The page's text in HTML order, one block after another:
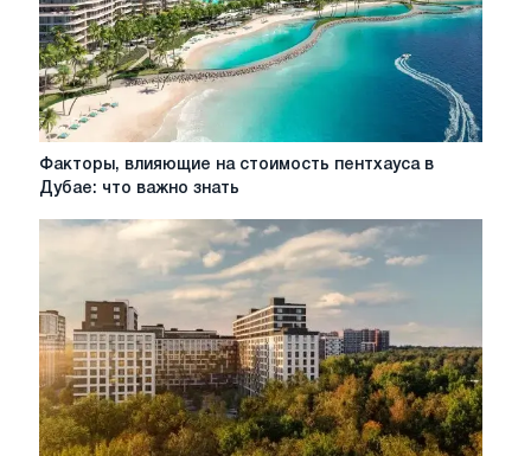
Факторы,
влияющие
стоимость
Дубае:
что
важно
знать
Факторы, влияющие на стоимость пентхауса в
Дубае: что важно знать